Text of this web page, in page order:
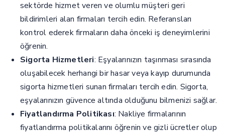
sektörde hizmet veren ve olumlu müşteri geri
bildirimleri alan firmaları tercih edin. Referansları
kontrol ederek firmaların daha önceki iş deneyimlerini
öğrenin.
Sigorta Hizmetleri: Eşyalarınızın taşınması sırasında
oluşabilecek herhangi bir hasar veya kayıp durumunda
sigorta hizmetleri sunan firmaları tercih edin. Sigorta,
eşyalarınızın güvence altında olduğunu bilmenizi sağlar.
Fiyatlandırma Politikası: Nakliye firmalarının
fiyatlandırma politikalarını öğrenin ve gizli ücretler olup